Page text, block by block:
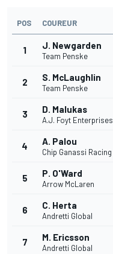
POS COUREUR
1 J. Newgarden
Team Penske
2 S. McLaughlin
Team Penske
3 D. Malukas
A.J. Foyt Enterprises
4 A. Palou
Chip Ganassi Racing
5 P. O'Ward
Arrow McLaren
6 C. Herta
Andretti Global
7 M. Ericsson
Andretti Global